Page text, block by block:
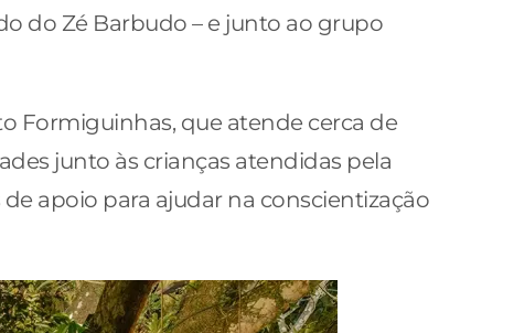
do Zé Barbudo – e junto ao grupo
Formiguinhas, que atende cerca de
junto às crianças atendidas pela
apoio para ajudar na conscientização